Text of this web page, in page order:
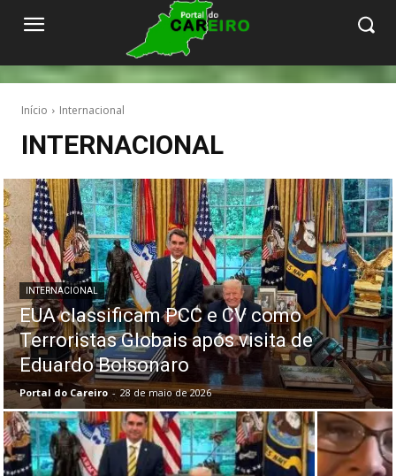
Início Internacional
INTERNACIONAL
INTERNACIONAL
EUA classificam PCC e CV como
Terroristas Globais após visita de
Eduardo Bolsonaro
Portal do Careiro - 28 de maio de 2026